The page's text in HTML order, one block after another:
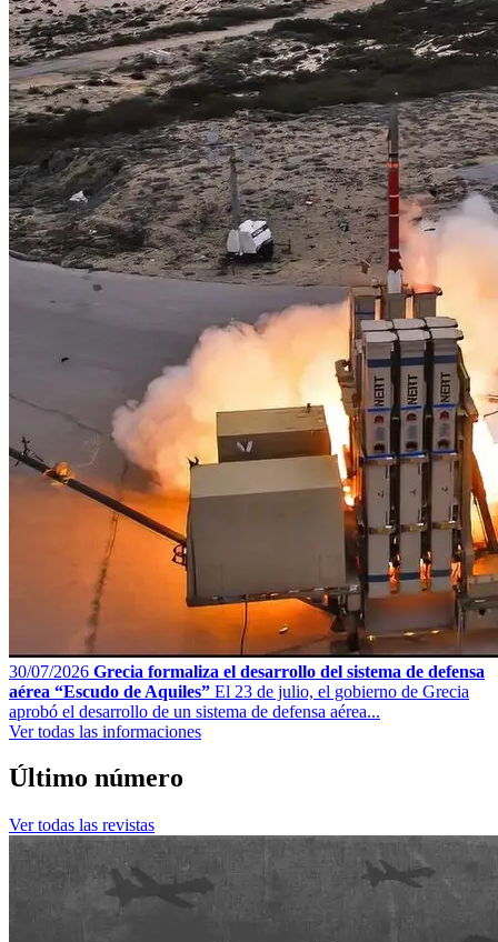
30/07/2026 Grecia formaliza el desarrollo del sistema de defensa
aérea “Escudo de Aquiles” El 23 de julio, el gobierno de Grecia
aprobó el desarrollo de un sistema de defensa aérea...
Ver todas las informaciones
Último número
Ver todas las revistas